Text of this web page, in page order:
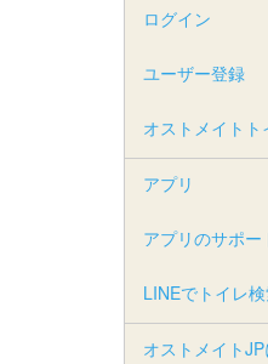
ログイン
ユーザー登録
オストメイト
アプリ
アプリのサポー
LINEでトイレ
オストメイト